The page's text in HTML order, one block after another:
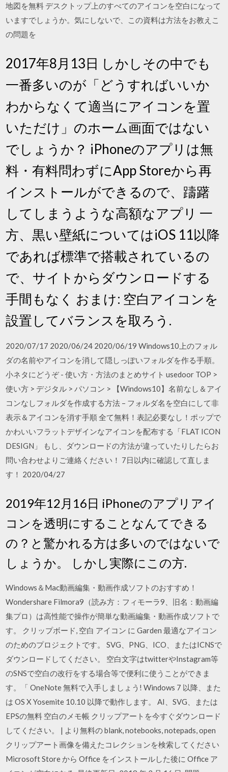
地図を無料 デスクトップ上のすべてのアイコンを空白になって
いますでしょうか。気にしないで、この資料は方法をお教えこ
の問題を
2017年8月13日 しかしその中でも
一番多いのが「どうすればいいか
わからなくて適当にアイコンを置
いただけ」のホーム画面ではない
でしょうか？ iPhoneのアプリは無
料・有料問わずにApp Storeから再
インストールができるので、躊躇
してしまうような高額なアプリ 一
方、黒い壁紙についてはiOS 11以降
であれば標準で搭載されているの
で、サイトからダウンロードする
手間もなく おまけ: 空白アイコンを
設置してバランスを取ろう.
2020/07/17 2020/06/24 2020/06/19 Windows10上のフォル
ダの名前やアイコンを消して隠しっぽいフォルダを作る手順。
小ネタにどうぞ - 使い方・方法のまとめサイト usedoor TOP >
使い方 > デジタル > パソコン > 【Windows10】名前なし＆アイ
コンなしフォルダを作成する方法 – フォルダ名を空白にして非
表示＆アイコンを消す手順 全て無料！表記必要なし！ポップで
かわいいフラットデザインなアイコンを配布する「FLAT ICON
DESIGN」 もし、ダウンロードの方法が違っていたりしたらお
問い合わせよりご連絡ください！ 7日以内に確認して直しま
す！ 2020/04/27
2019年12月16日 iPhoneのアプリアイ
コンを透明にすることなんてできる
の？と驚かれる方は多いのではないで
しょうか。 しかし実際にこの方.
Windows＆Mac動画編集・動画作成ソフトのおすすめ！
Wondershare Filmora9（読み方：フィモーラ9、旧名：動画編
集プロ）は高性能で操作が簡単な動画編集・動画作成ソフトで
す。 クリップボード, 空白 アイコン に Garden 最適なアイコン
のためのプロジェクトです。 SVG、PNG、ICO、またはICNSで
ダウンロードしてください。 空白文字はtwitterやInstagram等
のSNSで空白の改行をする場合等で便利に使うことができま
す。「ㅤㅤㅤㅤㅤㅤㅤㅤㅤㅤㅤㅤㅤ OneNote 無料で入手しましょう! Windows 7 以降、また
は OS X Yosemite 10.10 以降で動作します。 AI、SVG、または
EPSの無料 空白のメモ帳 クリップアートを今すぐダウンロード
してください。 | より無料の blank, notebooks, notepads, open
クリップアート画像を備えたコレクションを検索してください
Microsoft Store から Office をインストールした後に Office ア